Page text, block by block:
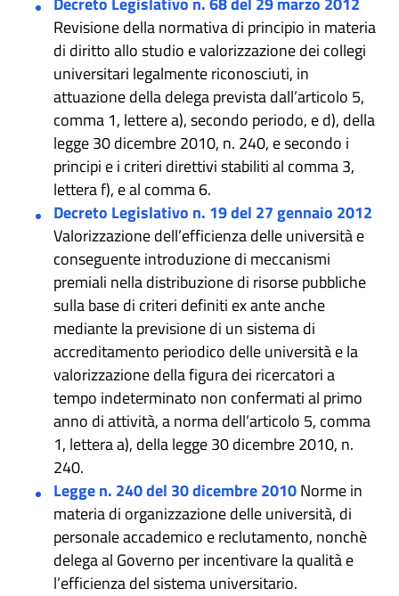
Revisione della normativa di principio in materia
di diritto allo studio e valorizzazione dei collegi
universitari legalmente riconosciuti, in
attuazione della delega prevista dall’articolo 5,
comma 1, lettere a), secondo periodo, e d), della
legge 30 dicembre 2010, n. 240, e secondo i
principi e i criteri direttivi stabiliti al comma 3,
lettera f), e al comma 6.
Decreto Legislativo n. 19 del 27 gennaio 2012
Valorizzazione dell’efficienza delle università e
conseguente introduzione di meccanismi
premiali nella distribuzione di risorse pubbliche
sulla base di criteri definiti ex ante anche
mediante la previsione di un sistema di
accreditamento periodico delle università e la
valorizzazione della figura dei ricercatori a
tempo indeterminato non confermati al primo
anno di attività, a norma dell’articolo 5, comma
1, lettera a), della legge 30 dicembre 2010, n.
240.
Legge n. 240 del 30 dicembre 2010Norme in
materia di organizzazione delle università, di
personale accademico e reclutamento, nonchè
delega al Governo per incentivare la qualità e
l’efficienza del sistema universitario.